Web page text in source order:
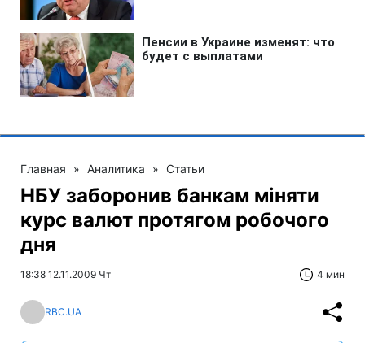
Главная » Аналитика » Статьи
НБУ заборонив банкам міняти
курс валют протягом робочого
дня
18:38 12.11.2009 Чт 4 мин
RBC.UA